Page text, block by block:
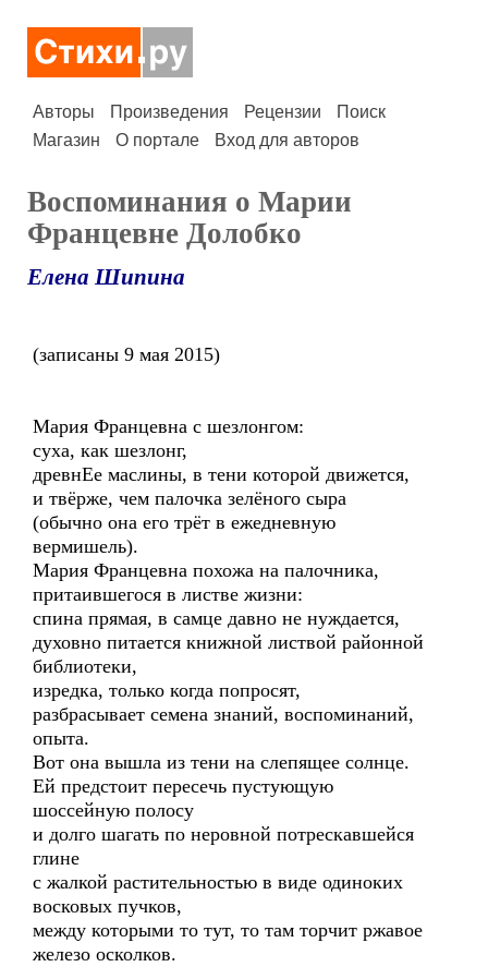
Авторы Произведения Рецензии
Поиск
Магазин
О портале Вход для авторов
Воспоминания о Марии
Францевне Долобко
Елена Шипина
(записаны 9 мая 2015)
Мария Францевна с шезлонгом:
суха, как шезлонг,
древнЕе маслины, в тени которой движется,
и твёрже, чем палочка зелёного сыра
(обычно она его трёт в ежедневную
вермишель).
Мария Францевна похожа на палочника,
притаившегося в листве жизни:
спина прямая, в самце давно не нуждается,
духовно питается книжной листвой районной
библиотеки,
изредка, только когда попросят,
разбрасывает семена знаний, воспоминаний,
опыта.
Вот она вышла из тени на слепящее солнце.
Ей предстоит пересечь пустующую
шоссейную полосу
и долго шагать по неровной потрескавшейся
глине
с жалкой растительностью в виде одиноких
восковых пучков,
между которыми то тут, то там торчит ржавое
железо осколков.